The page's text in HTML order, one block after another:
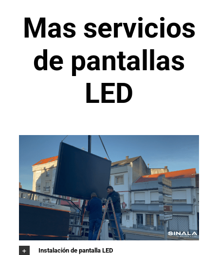
Mas servicios
de pantallas
LED
Instalación de pantalla LED